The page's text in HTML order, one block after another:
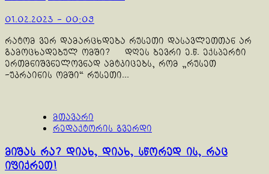
01.02.2023 - 00:09
რატომ ვერ დამარცხდება რუსეთი დასავლეთთან არ
გამოცხადებულ ომში? დღეს ბევრი ე.წ. ექსპერტი
ერთმნიშვნელოვნად ამტკიცებს, რომ „რუსეთ
-უკრაინის ომში“ რუსეთი...
მთავარი
რედაქტორის გვერდი
მიშას რა? დიახ, დიახ, სწორედ ის, რაც
იფიქრეთ!